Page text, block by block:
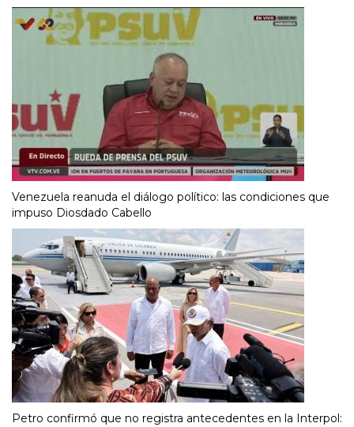
Venezuela reanuda el diálogo político: las condiciones que
impuso Diosdado Cabello
Petro confirmó que no registra antecedentes en la Interpol: